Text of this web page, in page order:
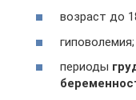
возраст до
гиповолемия;
периоды